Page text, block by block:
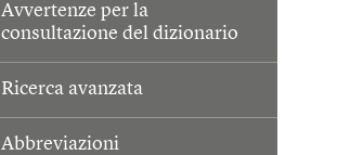
Avvertenze per la
consultazione del dizionario
Ricerca avanzata
Abbreviazioni